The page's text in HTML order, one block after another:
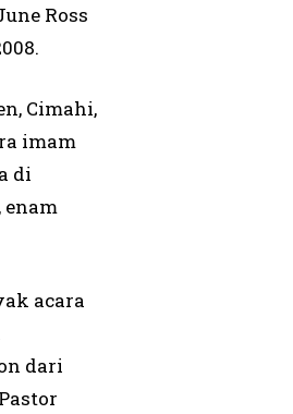
Ross
Cimahi,
imam
di
acara
dari